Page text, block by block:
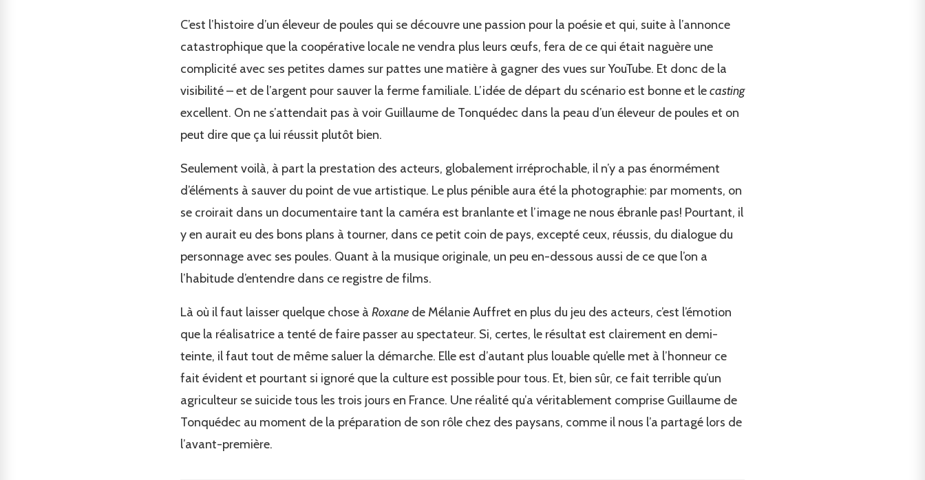
C’est l’histoire d’un éleveur de poules qui se découvre une passion pour la poésie et qui, suite à l’annonce
catastrophique que la coopérative locale ne vendra plus leurs œufs, fera de ce qui était naguère une
complicité avec ses petites dames sur pattes une matière à gagner des vues sur YouTube. Et donc de la
visibilité – et de l’argent pour sauver la ferme familiale. L’idée de départ du scénario est bonne et lecasting
excellent. On ne s’attendait pas à voir Guillaume de Tonquédec dans la peau d’un éleveur de poules et on
peut dire que ça lui réussit plutôt bien.
Seulement voilà, à part la prestation des acteurs, globalement irréprochable, il n’y a pas énormément
d’éléments à sauver du point de vue artistique. Le plus pénible aura été la photographie: par moments, on
se croirait dans un documentaire tant la caméra est branlante et l’image ne nous ébranle pas! Pourtant, il
y en aurait eu des bons plans à tourner, dans ce petit coin de pays, excepté ceux, réussis, du dialogue du
personnage avec ses poules. Quant à la musique originale, un peu en-dessous aussi de ce que l’on a
l’habitude d’entendre dans ce registre de films.
Là où il faut laisser quelque chose à Roxane de Mélanie Auffret en plus du jeu des acteurs, c’est l’émotion
que la réalisatrice a tenté de faire passer au spectateur. Si, certes, le résultat est clairement en demi-
teinte, il faut tout de même saluer la démarche. Elle est d’autant plus louable qu’elle met à l’honneur ce
fait évident et pourtant si ignoré que la culture est possible pour tous. Et, bien sûr, ce fait terrible qu’un
agriculteur se suicide tous les trois jours en France. Une réalité qu’a véritablement comprise Guillaume de
Tonquédec au moment de la préparation de son rôle chez des paysans, comme il nous l’a partagé lors de
l’avant-première.